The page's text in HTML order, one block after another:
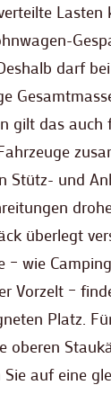
Lasten
darf
gilt das auch
Stütz- und
überlegt
– wie
Vorzelt –
Platz.
oberen
Sie auf eine